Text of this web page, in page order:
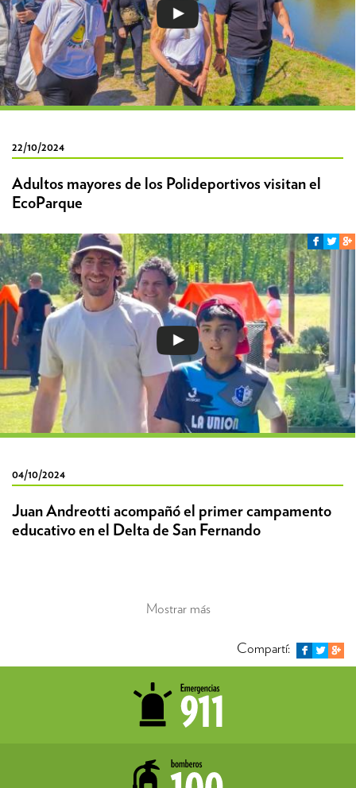
22/10/2024
Adultos mayores de los Polideportivos visitan el
EcoParque
04/10/2024
Juan Andreotti acompañó el primer campamento
educativo en el Delta de San Fernando
Mostrar más
Compartí: